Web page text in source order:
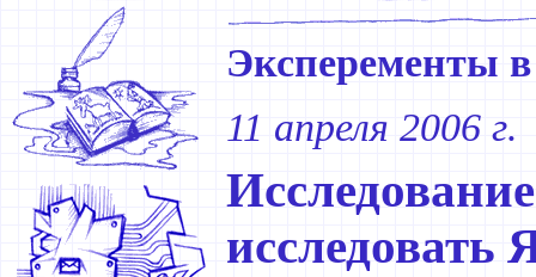
Эксперементы в
11 апреля 2006 г.
исследовать